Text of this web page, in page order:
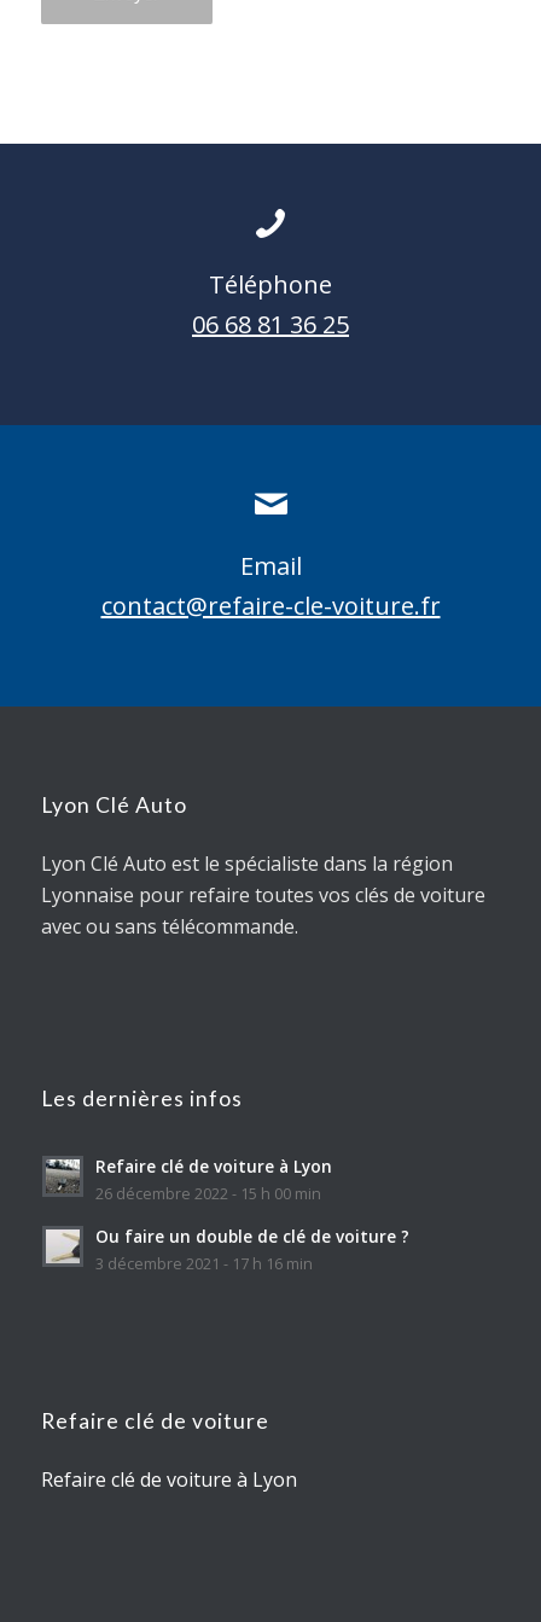
Téléphone
06 68 81 36 25
Email
contact@refaire-cle-voiture.fr
Lyon Clé Auto
Lyon Clé Auto est le spécialiste dans la région
Lyonnaise pour refaire toutes vos clés de voiture
avec ou sans télécommande.
Les dernières infos
Refaire clé de voiture à Lyon
26 décembre 2022 - 15 h 00 min
Ou faire un double de clé de voiture ?
3 décembre 2021 - 17 h 16 min
Refaire clé de voiture
Refaire clé de voiture à Lyon